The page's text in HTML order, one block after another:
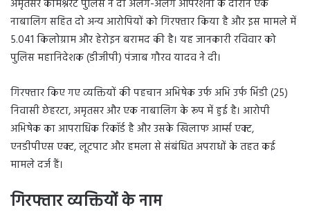
अमृतसर कमिश्नरेट पुलिस ने दो अलग-अलग ऑपरेशनों के दौरान एक
नाबालिग सहित दो अन्य आरोपियों को गिरफ्तार किया है और इस मामले में
5.041 किलोग्राम और हेरोइन बरामद की है। यह जानकारी रविवार को
पुलिस महानिदेशक (डीजीपी) पंजाब गौरव यादव ने दी।
गिरफ्तार किए गए व्यक्तियों की पहचान अभिषेक उर्फ अभि उर्फ भिंडी (25)
निवासी छेहरटा, अमृतसर और एक नाबालिग के रूप में हुई है। आरोपी
अभिषेक का आपराधिक रिकॉर्ड है और उसके खिलाफ आर्म्स एक्ट,
एनडीपीएस एक्ट, लूटपाट और हमला से संबंधित अपराधों के तहत कई
मामले दर्ज हैं।
गिरफ्तार व्यक्तियों के नाम